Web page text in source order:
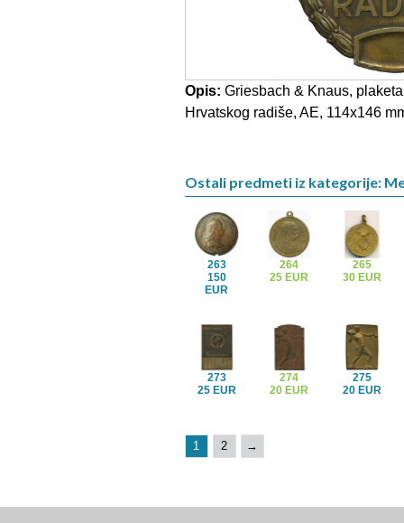
Opis: Griesbach & Knaus,
Hrvatskog radiše, AE, 114x146
Ostali predmeti iz kategorije:
263
150
EUR
264
25 EUR
265
30 EUR
273
25 EUR
274
20 EUR
275
20 EUR
1 2 →